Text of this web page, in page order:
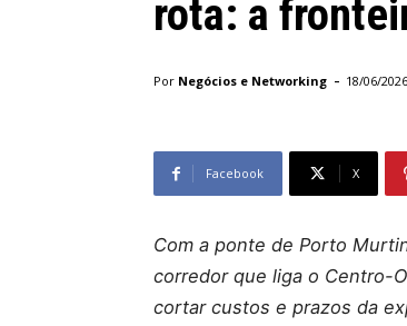
rota: a
Por Negócios e Networking - 18/06/2026
Facebook X
Com a ponte de Porto
corredor que liga o Centro-
cortar custos e prazos da